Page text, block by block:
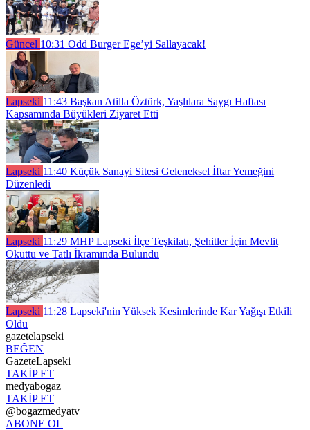
Güncel 10:31 Odd Burger Ege’yi Sallayacak!
Lapseki 11:43 Başkan Atilla Öztürk, Yaşlılara Saygı Haftası
Kapsamında Büyükleri Ziyaret Etti
Lapseki 11:40 Küçük Sanayi Sitesi Geleneksel İftar Yemeğini
Düzenledi
Lapseki 11:29 MHP Lapseki İlçe Teşkilatı, Şehitler İçin Mevlit
Okuttu ve Tatlı İkramında Bulundu
Lapseki 11:28 Lapseki'nin Yüksek Kesimlerinde Kar Yağışı Etkili
Oldu
gazetelapseki
BEĞEN
GazeteLapseki
TAKİP ET
medyabogaz
TAKİP ET
@bogazmedyatv
ABONE OL